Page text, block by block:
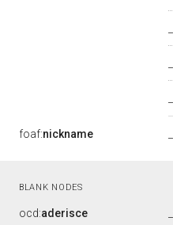
foaf:nickname
BLANK NODES
ocd:aderisce